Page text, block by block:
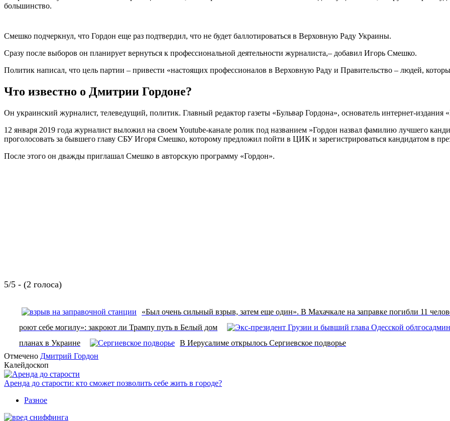
большинство.
Смешко подчеркнул, что Гордон еще раз подтвердил, что не будет баллотироваться в Верховную Раду Украины.
Сразу после выборов он планирует вернуться к профессиональной деятельности журналиста,– добавил Игорь Смешко.
Политик написал, что цель партии – привести «настоящих профессионалов в Верховную Раду и Правительство – людей,
Что известно о Дмитрии Гордоне?
Он украинский журналист, телеведущий, политик. Главный редактор газеты «Бульвар Гордона», основатель интернет-издания
12 января 2019 года журналист выложил на своем Youtube-канале ролик под названием »Гордон назвал фамилию лучшего
проголосовать за бывшего главу СБУ Игоря Смешко, которому предложил пойти в ЦИК и зарегистрироваться кандидатом в
После этого он дважды приглашал Смешко в авторскую программу «Гордон».
5/5 - (2 голоса)
«Был очень сильный взрыв, затем еще один». В Махачкале на заправке погибли 11
роют себе могилу»: закроют ли Трампу путь в Белый дом
планах в Украине
В Иерусалиме открылось Сергиевское подворье
Отмечено Дмитрий Гордон
Калейдоскоп
Аренда до старости: кто сможет позволить себе жить в городе?
Разное